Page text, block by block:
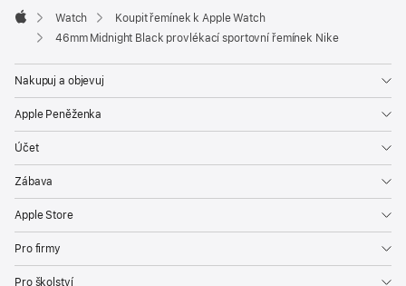
Apple
Watch
Koupit řemínek k Apple Watch
46mm Midnight Black provlékací sportovní řemínek Nike
Nakupuj a objevuj
Apple Peněženka
Účet
Zábava
Apple Store
Pro firmy
Pro školství